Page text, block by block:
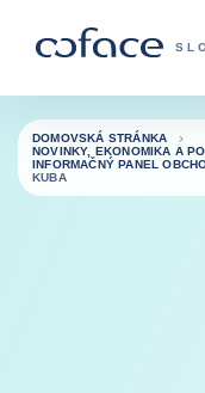
Späť na domovskú
DOMOVSKÁ STRÁNKA
NOVINKY, EKONOMIKA A
INFORMAČNÝ PANEL
KUBA